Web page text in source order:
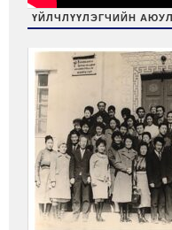
ҮЙЛЧЛҮҮЛЭГЧИЙН